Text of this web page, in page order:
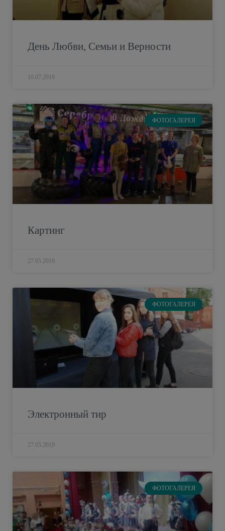
День Любви, Семьи и Верности
10.07.2019
ФОТОГАЛЕРЕЯ
Картинг
27.05.2019
ФОТОГАЛЕРЕЯ
Электронный тир
27.05.2019
ФОТОГАЛЕРЕЯ